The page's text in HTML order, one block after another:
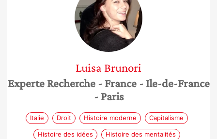
Luisa Brunori
Experte Recherche - France - Ile-de-France
- Paris
Italie Droit Histoire moderne Capitalisme
Histoire des idées Histoire des mentalités